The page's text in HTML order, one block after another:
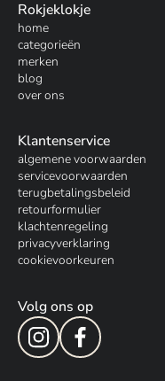
Rokjeklokje
home
categorieën
merken
blog
over ons
Klantenservice
algemene voorwaarden
servicevoorwaarden
terugbetalingsbeleid
retourformulier
klachtenregeling
privacyverklaring
cookievoorkeuren
Volg ons op